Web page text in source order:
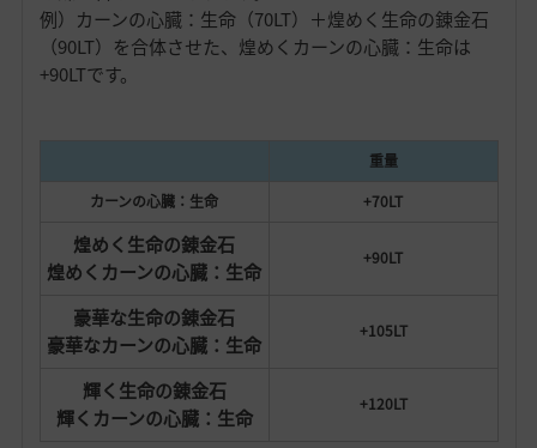
例）カーンの心臓：生命（70LT）＋煌めく生命の錬金石
（90LT）を合体させた、煌めくカーンの心臓：生命は
+90LTです。
重量
カーンの心臓：生命
+70LT
煌めく生命の錬金石
煌めくカーンの心臓：生命
+90LT
豪華な生命の錬金石
豪華なカーンの心臓：生命
+105LT
輝く生命の錬金石
輝くカーンの心臓：生命
+120LT